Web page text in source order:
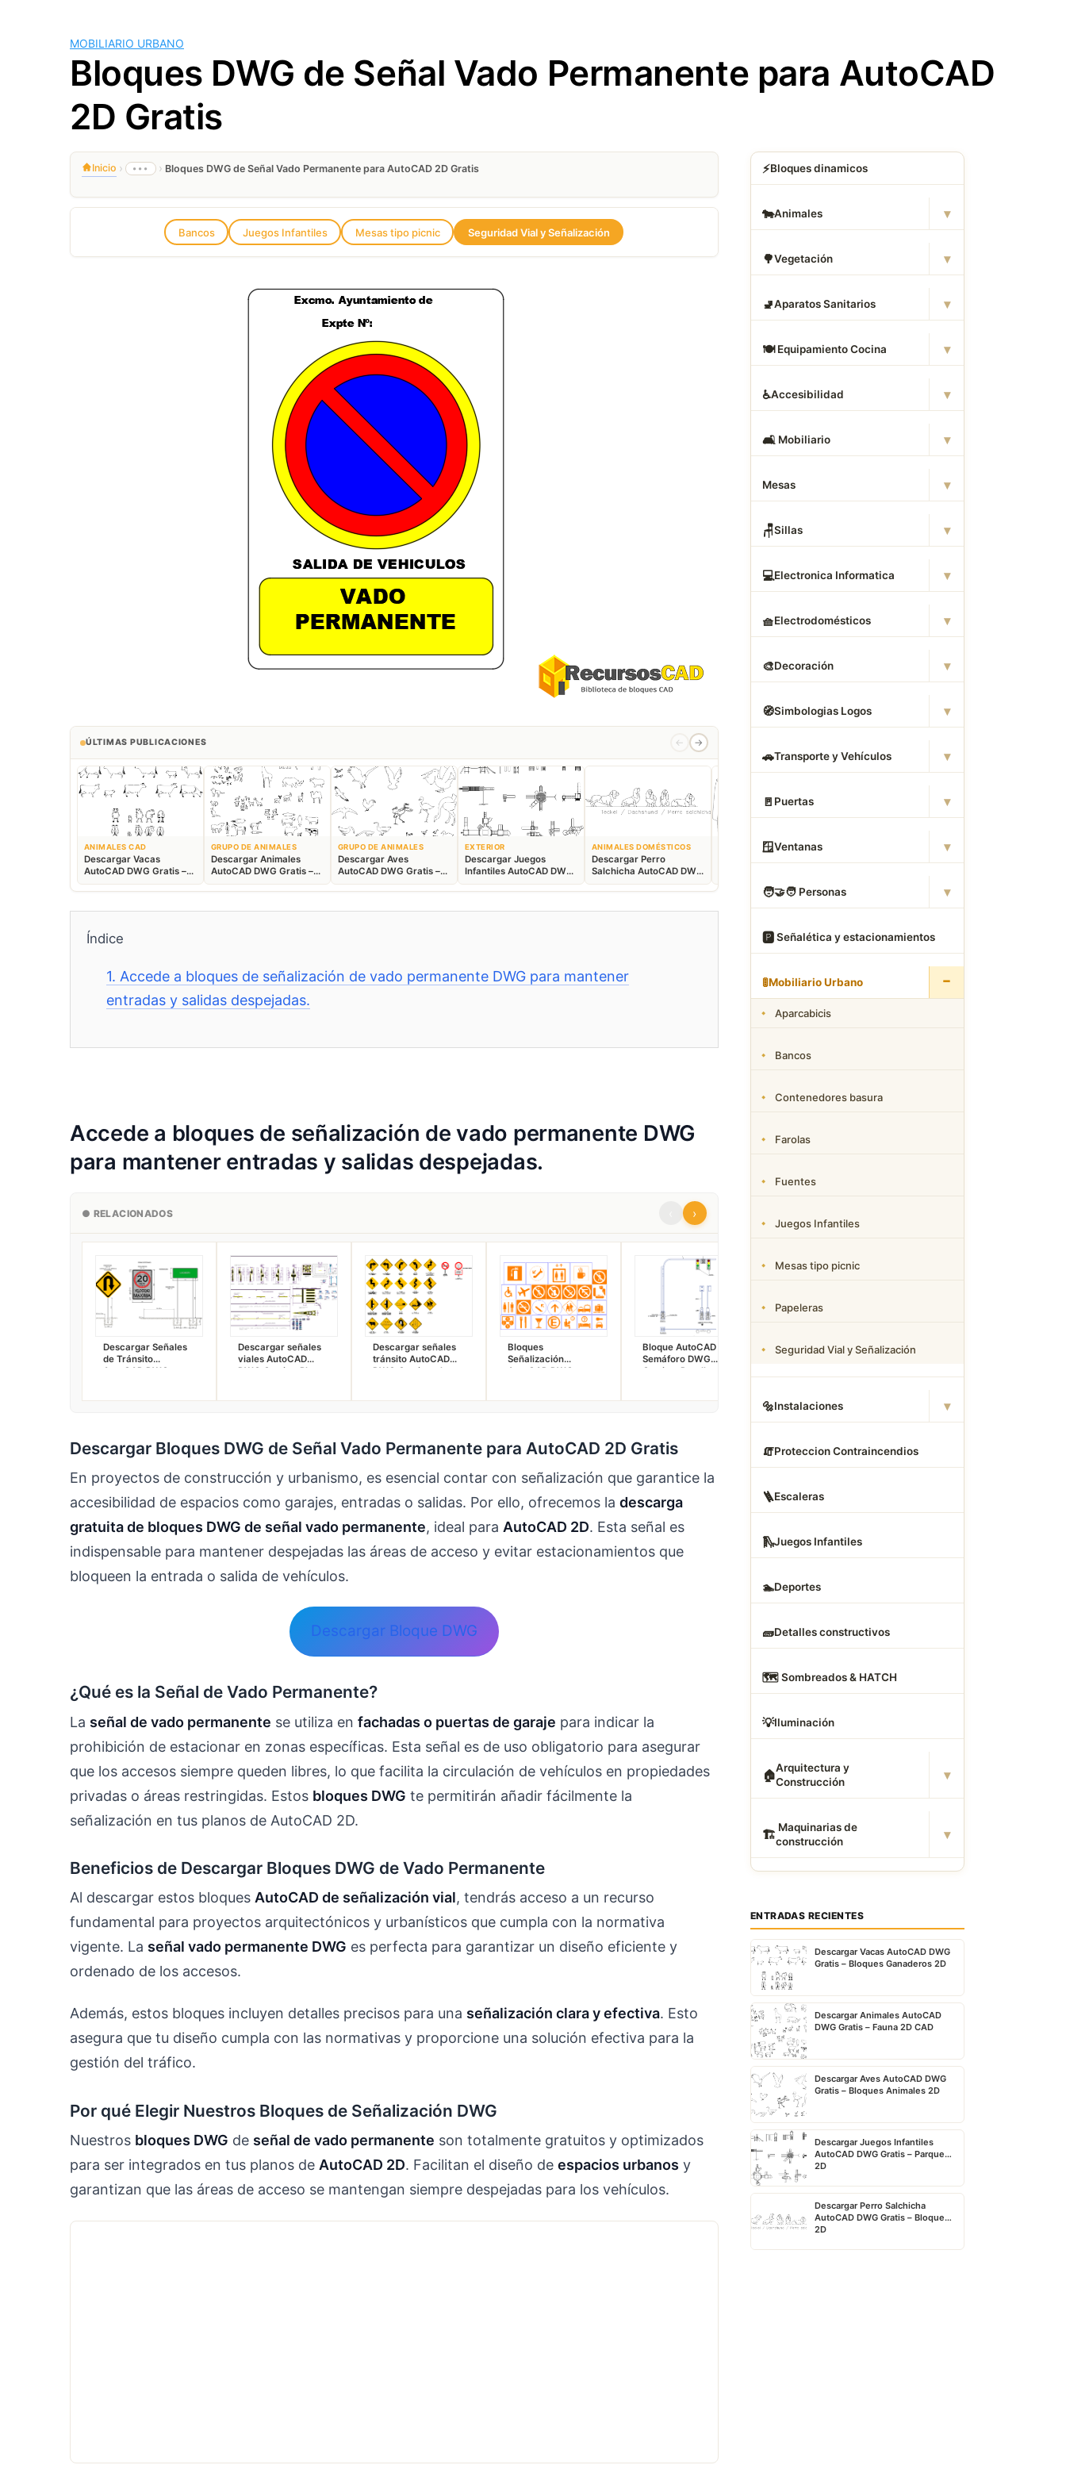
MOBILIARIO URBANO
Bloques DWG de Señal Vado Permanente para AutoCAD
2D Gratis
Inicio › ••• › Bloques DWG de Señal Vado Permanente para AutoCAD 2D Gratis
Bancos Juegos Infantiles Mesas tipo picnic Seguridad Vial y Señalización
ÚLTIMAS PUBLICACIONES ← →
ANIMALES CAD
Descargar Vacas
AutoCAD DWG Gratis –
Bloques Ganaderos 2D
GRUPO DE ANIMALES
Descargar Animales
AutoCAD DWG Gratis –
Fauna 2D CAD
GRUPO DE ANIMALES
Descargar Aves
AutoCAD DWG Gratis –
Bloques Animales 2D
EXTERIOR
Descargar Juegos
Infantiles AutoCAD DWG
Gratis – Parque 2D
ANIMALES DOMÉSTICOS
Descargar Perro
Salchicha AutoCAD DWG
Gratis – Bloque 2D
Índice
1.Accede a bloques de señalización de vado permanente DWG para mantener
entradas y salidas despejadas.
Accede a bloques de señalización de vado permanente DWG
para mantener entradas y salidas despejadas.
● RELACIONADOS ›
Descargar Señales
de Tránsito
AutoCAD DWG
Descargar señales
viales AutoCAD
DWG Gratis – Plano
Descargar señales
tránsito AutoCAD
DWG Gratis – plano
Bloques
Señalización
AutoCAD DWG
Bloque AutoCAD
Semáforo DWG
Gratis + Detalles
Obtener bloques
CAD de pack
Descargar Bloques DWG de Señal Vado Permanente para AutoCAD 2D Gratis
En proyectos de construcción y urbanismo, es esencial contar con señalización que garantice la
accesibilidad de espacios como garajes, entradas o salidas. Por ello, ofrecemos la descarga
gratuita de bloques DWG de señal vado permanente, ideal para AutoCAD 2D. Esta señal es
indispensable para mantener despejadas las áreas de acceso y evitar estacionamientos que
bloqueen la entrada o salida de vehículos.
Descargar Bloque DWG
¿Qué es la Señal de Vado Permanente?
La señal de vado permanente se utiliza en fachadas o puertas de garaje para indicar la
prohibición de estacionar en zonas específicas. Esta señal es de uso obligatorio para asegurar
que los accesos siempre queden libres, lo que facilita la circulación de vehículos en propiedades
privadas o áreas restringidas. Estos bloques DWG te permitirán añadir fácilmente la
señalización en tus planos de AutoCAD 2D.
Beneficios de Descargar Bloques DWG de Vado Permanente
Al descargar estos bloques AutoCAD de señalización vial, tendrás acceso a un recurso
fundamental para proyectos arquitectónicos y urbanísticos que cumpla con la normativa
vigente. La señal vado permanente DWG es perfecta para garantizar un diseño eficiente y
ordenado de los accesos.
Además, estos bloques incluyen detalles precisos para una señalización clara y efectiva. Esto
asegura que tu diseño cumpla con las normativas y proporcione una solución efectiva para la
gestión del tráfico.
Por qué Elegir Nuestros Bloques de Señalización DWG
Nuestros bloques DWG de señal de vado permanente son totalmente gratuitos y optimizados
para ser integrados en tus planos de AutoCAD 2D. Facilitan el diseño de espacios urbanos y
garantizan que las áreas de acceso se mantengan siempre despejadas para los vehículos.
⚡Bloques dinamicos
🐄Animales ▾
🌳Vegetación ▾
🚽Aparatos Sanitarios ▾
🍽️ Equipamiento Cocina ▾
♿Accesibilidad ▾
🛋 ️ Mobiliario ▾
Mesas ▾
🪑Sillas ▾
💻Electronica Informatica ▾
🧺Electrodomésticos ▾
🎨Decoración ▾
🧭Simbologias Logos ▾
🚗Transporte y Vehículos ▾
🚪 Puertas ▾
🪟Ventanas ▾
🧑‍🤝‍🧑 Personas ▾
🅿️ Señalética y estacionamientos
🚦Mobiliario Urbano −
Aparcabicis
Bancos
Contenedores basura
Farolas
Fuentes
Juegos Infantiles
Mesas tipo picnic
Papeleras
Seguridad Vial y Señalización
🔩Instalaciones ▾
🧯Proteccion Contraincendios
🪜Escaleras
🛝Juegos Infantiles
🏊Deportes
🧱Detalles constructivos
🗺️ Sombreados & HATCH
💡Iluminación
🏠Arquitectura y
Construcción
▾
🏗 ️ Maquinarias de
construcción
▾
ENTRADAS RECIENTES
Descargar Vacas AutoCAD DWG
Gratis – Bloques Ganaderos 2D
Descargar Animales AutoCAD
DWG Gratis – Fauna 2D CAD
Descargar Aves AutoCAD DWG
Gratis – Bloques Animales 2D
Descargar Juegos Infantiles
AutoCAD DWG Gratis – Parque
2D
Descargar Perro Salchicha
AutoCAD DWG Gratis – Bloque
2D